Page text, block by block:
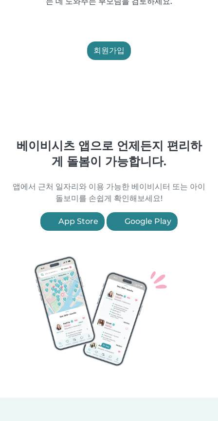
회원가입
베이비시츠 앱으로 언제든지 편리하
게 돌봄이 가능합니다.
앱에서 근처 일자리와 이용 가능한 베이비시터 또는 아이
돌보미를 손쉽게 확인해보세요!
App Store Google Play